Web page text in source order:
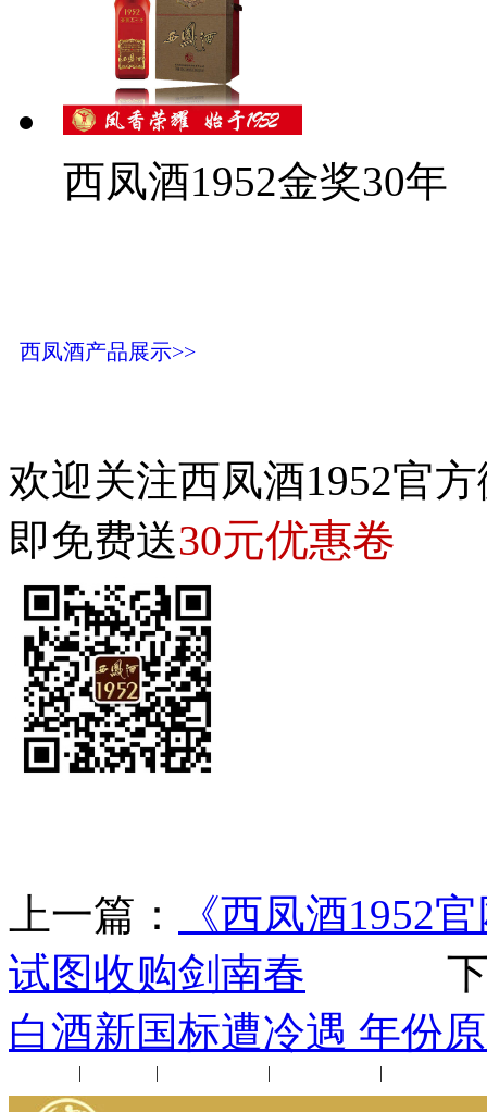
西凤酒1952金奖30年
西凤酒产品展示>>
欢迎关注西凤酒1952官
即免费送30元优惠卷
上一篇：
《西凤酒1952
试图收购剑南春 下一
白酒新国标遭冷遇 年份
| | | |